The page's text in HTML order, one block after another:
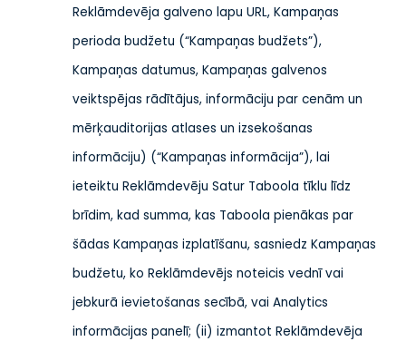
Reklāmdevēja galveno lapu URL, Kampaņas
perioda budžetu (“Kampaņas budžets”),
Kampaņas datumus, Kampaņas galvenos
veiktspējas rādītājus, informāciju par cenām un
mērķauditorijas atlases un izsekošanas
informāciju) (“Kampaņas informācija”), lai
ieteiktu Reklāmdevēju Satur Taboola tīklu līdz
brīdim, kad summa, kas Taboola pienākas par
šādas Kampaņas izplatīšanu, sasniedz Kampaņas
budžetu, ko Reklāmdevējs noteicis vednī vai
jebkurā ievietošanas secībā, vai Analytics
informācijas panelī; (ii) izmantot Reklāmdevēja